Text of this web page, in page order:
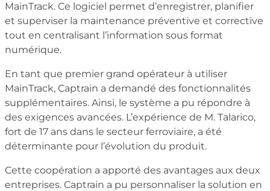
MainTrack. Ce logiciel permet d’enregistrer, planifier
et superviser la maintenance préventive et corrective
tout en centralisant l’information sous format
numérique.
En tant que premier grand opérateur à utiliser
MainTrack, Captrain a demandé des fonctionnalités
supplémentaires. Ainsi, le système a pu répondre à
des exigences avancées. L’expérience de M. Talarico,
fort de 17 ans dans le secteur ferroviaire, a été
déterminante pour l’évolution du produit.
Cette coopération a apporté des avantages aux deux
entreprises. Captrain a pu personnaliser la solution en